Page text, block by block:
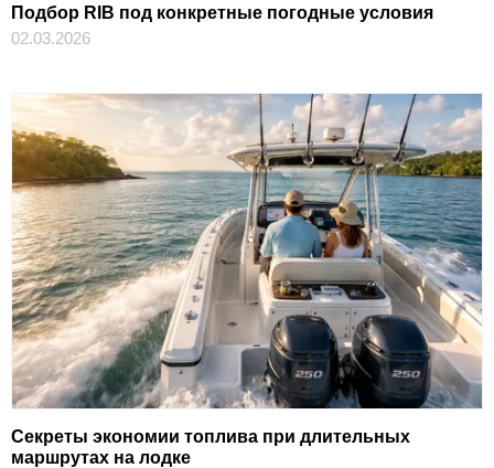
Подбор RIB под конкретные погодные условия
02.03.2026
Секреты экономии топлива при длительных
маршрутах на лодке